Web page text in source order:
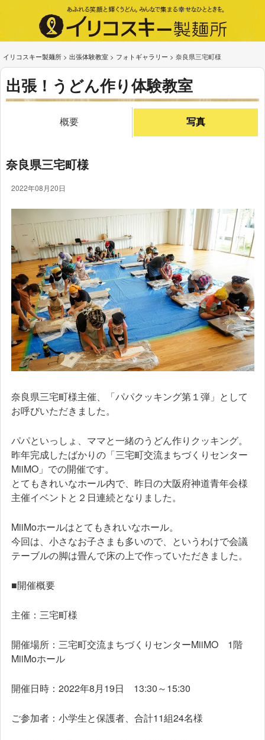
イリコスキー製麺所 > 出張体験教室 > フォトギャラリー > 奈良県三宅町様
出張！うどん作り体験教室
概要 写真
奈良県三宅町様
2022年08月20日
奈良県三宅町様主催、「パパクッキング第１弾」として
お呼びいただきました。
パパといっしょ、ママと一緒のうどん作りクッキング。
昨年完成したばかりの「三宅町交流まちづくりセンター
MiiMO」での開催です。
とてもきれいなホール内で、昨日の大阪府神道青年会様
主催イベントと２日連続となりました。
MiiMoホールはとてもきれいなホール。
今回は、小さなお子さまも多いので、というわけで会議
テーブルの脚は畳んで床の上で作っていただきました。
■開催概要
主催：三宅町様
開催場所：三宅町交流まちづくりセンターMiiMO 1階
MiiMoホール
開催日時：2022年8月19日 13:30～15:30
ご参加者：小学生と保護者、合計11組24名様